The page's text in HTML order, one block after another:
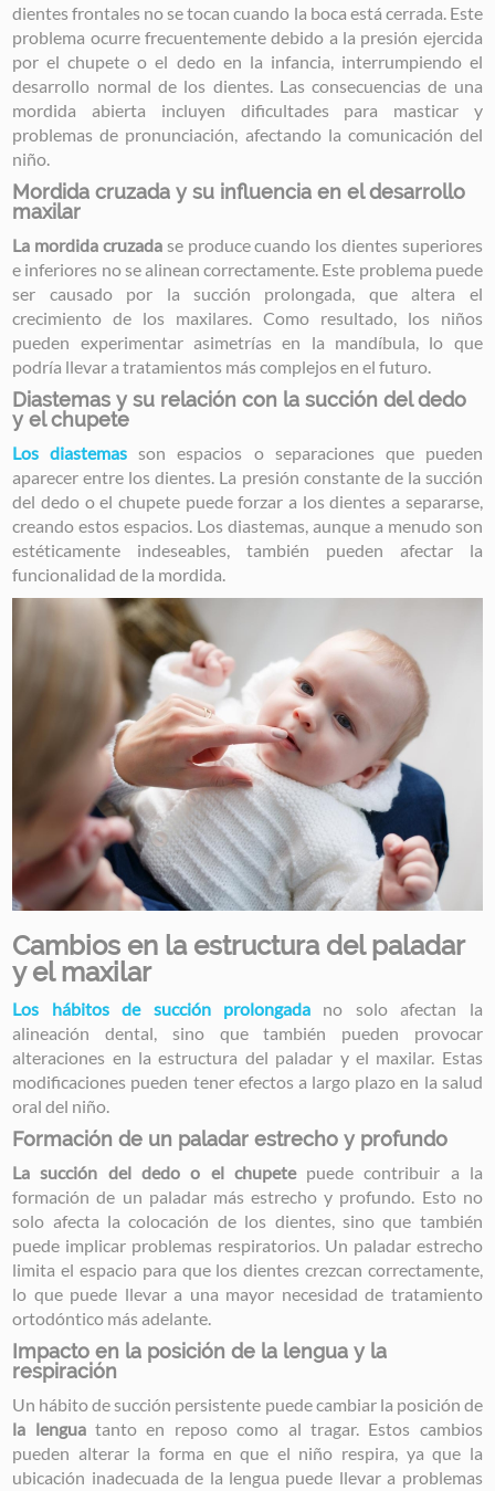
dientes frontales no se tocan cuando la boca está cerrada. Este
problema ocurre frecuentemente debido a la presión ejercida
por el chupete o el dedo en la infancia, interrumpiendo el
desarrollo normal de los dientes. Las consecuencias de una
mordida abierta incluyen dificultades para masticar y
problemas de pronunciación, afectando la comunicación del
niño.
Mordida cruzada y su influencia en el desarrollo
maxilar
La mordida cruzadase produce cuando los dientes superiores
e inferiores no se alinean correctamente. Este problema puede
ser causado por la succión prolongada, que altera el
crecimiento de los maxilares. Como resultado, los niños
pueden experimentar asimetrías en la mandíbula, lo que
podría llevar a tratamientos más complejos en el futuro.
Diastemas y su relación con la succión del dedo
y el chupete
Los diastemas son espacios o separaciones que pueden
aparecer entre los dientes. La presión constante de la succión
del dedo o el chupete puede forzar a los dientes a separarse,
creando estos espacios. Los diastemas, aunque a menudo son
estéticamente indeseables, también pueden afectar la
funcionalidad de la mordida.
Cambios en la estructura del paladar
y el maxilar
Los hábitos de succión prolongada no solo afectan la
alineación dental, sino que también pueden provocar
alteraciones en la estructura del paladar y el maxilar. Estas
modificaciones pueden tener efectos a largo plazo en la salud
oral del niño.
Formación de un paladar estrecho y profundo
La succión del dedo o el chupetepuede contribuir a la
formación de un paladar más estrecho y profundo. Esto no
solo afecta la colocación de los dientes, sino que también
puede implicar problemas respiratorios. Un paladar estrecho
limita el espacio para que los dientes crezcan correctamente,
lo que puede llevar a una mayor necesidad de tratamiento
ortodóntico más adelante.
Impacto en la posición de la lengua y la
respiración
Un hábito de succión persistente puede cambiar la posición de
la lenguatanto en reposo como al tragar. Estos cambios
pueden alterar la forma en que el niño respira, ya que la
ubicación inadecuada de la lengua puede llevar a problemas